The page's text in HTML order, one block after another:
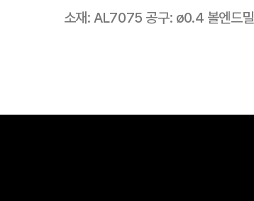
소재: AL7075 공구: ø0.4 볼엔드밀